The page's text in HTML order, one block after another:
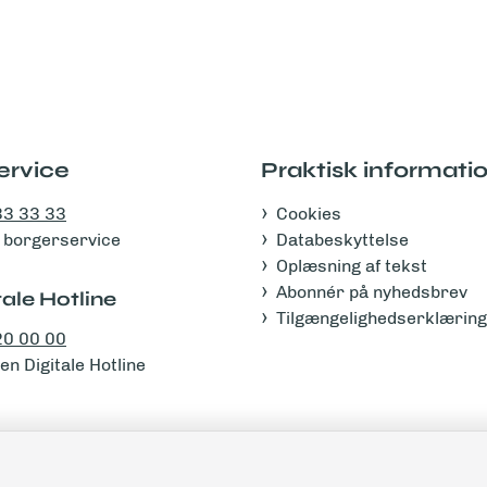
33 33
borgerservice
Hotline
00 00
Digitale Hotline
Praktisk
Cookies
Databeskyttelse
Oplæsning af tekst
Abonnér på nyhedsbrev
Tilgængelighedserklæring